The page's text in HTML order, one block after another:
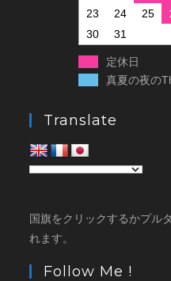
23
24 25
30
31
定休日
真夏の夜の
Translate
国旗をクリックするかプル
れます。
Follow Me !